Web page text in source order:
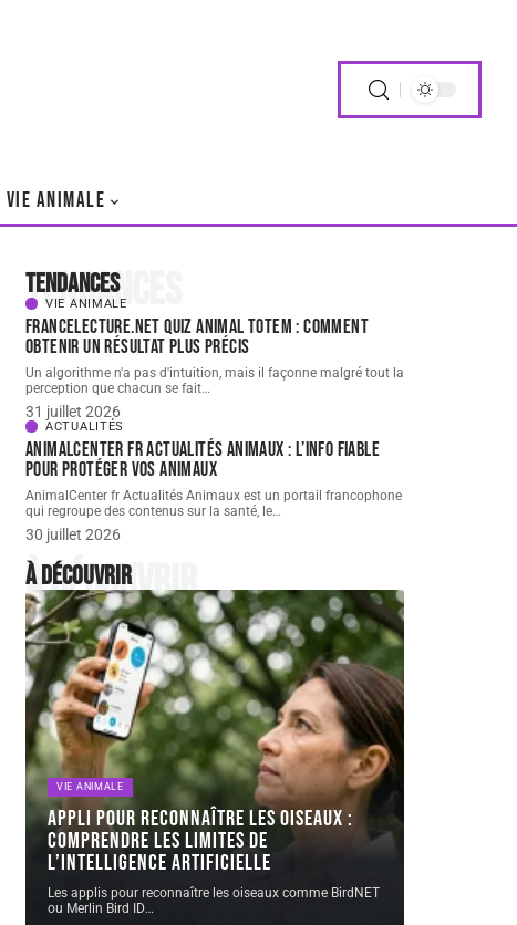
VIE ANIMALE
Tendances
Tendances
VIE ANIMALE
FranceLecture.net quiz animal totem : comment
obtenir un résultat plus précis
Un algorithme n'a pas d'intuition, mais il façonne malgré tout la
perception que chacun se fait…
31 juillet 2026
ACTUALITÉS
AnimalCenter fr Actualités Animaux : l’info fiable
pour protéger vos animaux
AnimalCenter fr Actualités Animaux est un portail francophone
qui regroupe des contenus sur la santé, le…
30 juillet 2026
À découvrir
À découvrir
VIE ANIMALE
Appli pour reconnaître les oiseaux :
comprendre les limites de
l’intelligence artificielle
Les applis pour reconnaître les oiseaux comme BirdNET
ou Merlin Bird ID…